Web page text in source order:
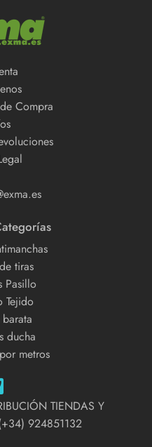
Compra
tiras
Pasillo
Tejido
ducha
metros
TIENDAS Y
924851132